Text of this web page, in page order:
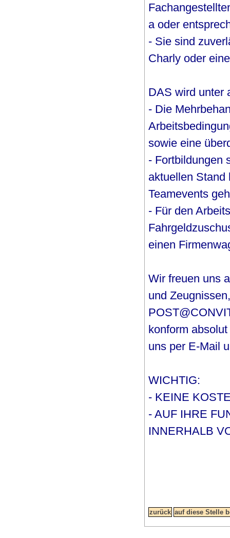
a oder
- Sie sind
Charly oder
DAS wird unter
- Die
sowie eine
- Fortbildungen
aktuellen Stand
Teamevents
- Für den
einen
Wir freuen uns
und
konform
uns per E-Mail
WICHTIG:
- KEINE
- AUF IHRE
INNERHALB